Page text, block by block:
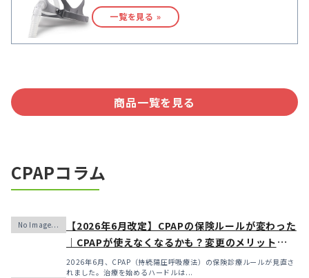
一覧を見る »
商品一覧を見る
CPAPコラム
【2026年6月改定】CPAPの保険ルールが変わった
｜CPAPが使えなくなるかも？変更のメリット・デ
メリットと「購入」という選択肢
2026年6月、CPAP（持続陽圧呼吸療法）の保険診療ルールが見直さ
れました。治療を始めるハードルは...